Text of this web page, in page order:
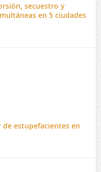
secuestro y
en 5 ciudades
estupefacientes en